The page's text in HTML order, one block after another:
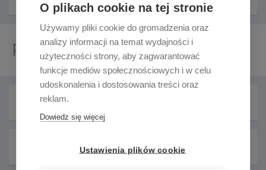
O plikach cookie na tej stronie
Używamy pliki cookie do gromadzenia oraz
analizy informacji na temat wydajności i
użyteczności strony, aby zagwarantować
funkcje mediów społecznościowych i w celu
udoskonalenia i dostosowania treści oraz
reklam.
Dowiedz się więcej
Ustawienia plików cookie
Pliki do pobrania
Karta katalogowa PDF
Dodatkowa certyfikacja